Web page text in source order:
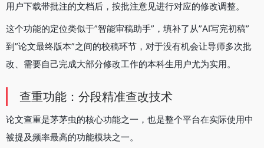
用户下载带批注的文档后，按批注意见进行对应的修改调整。
这个功能的定位类似于”智能审稿助手”，填补了从”AI写完初稿”
到”论文最终版本”之间的校稿环节，对于没有机会让导师多次批
改、需要自己完成大部分修改工作的本科生用户尤为实用。
查重功能：分段精准查改技术
论文查重是茅茅虫的核心功能之一，也是整个平台在实际使用中
被提及频率最高的功能模块之一。